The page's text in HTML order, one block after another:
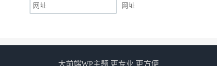
网址
大前端WP主题 更专业 更方便